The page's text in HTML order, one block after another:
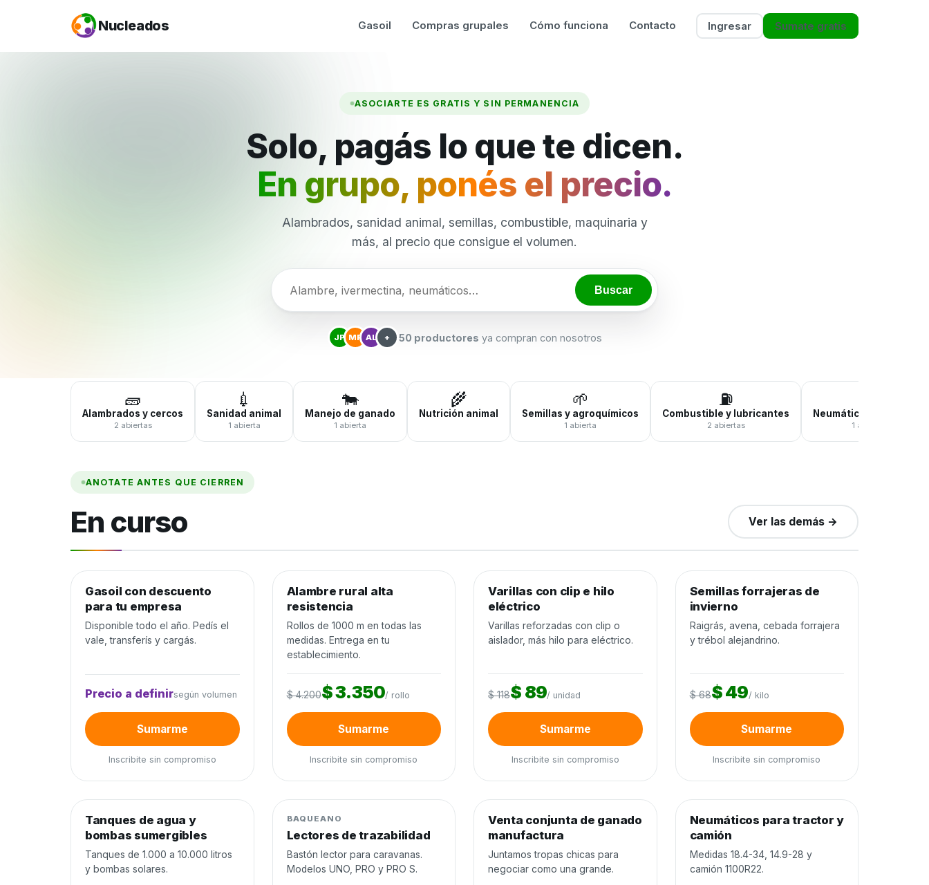
Nucleados Gasoil Compras grupales Cómo funciona Contacto Ingresar Sumate gratis
ASOCIARTE ES GRATIS Y SIN PERMANENCIA
Solo, pagás lo que te dicen.
En grupo, ponés el precio.
Alambrados, sanidad animal, semillas, combustible, maquinaria y
más, al precio que consigue el volumen.
Buscar
JP MR AL + 50 productores ya compran con nosotros
🧱
Alambrados y cercos
2 abiertas
💉
Sanidad animal
1 abierta
🐄
Manejo de ganado
1 abierta
🌾
Nutrición animal
🌱
Semillas y agroquímicos
1 abierta
⛽
Combustible y lubricantes
2 abiertas
Neumáticos y baterías
1 abierta
ANOTATE ANTES QUE CIERREN
En curso Ver las demás →
Combustible y lubricantes
Gasoil con descuento
para tu empresa
Disponible todo el año. Pedís el
vale, transferís y cargás.
Precio a definirsegún volumen
Sumarme
Inscribite sin compromiso
Alambrados y cercos
Alambre rural alta
resistencia
Rollos de 1000 m en todas las
medidas. Entrega en tu
establecimiento.
$ 4.200$ 3.350/ rollo
Sumarme
Inscribite sin compromiso
Alambrados y cercos
Varillas con clip e hilo
eléctrico
Varillas reforzadas con clip o
aislador, más hilo para eléctrico.
$ 118$ 89/ unidad
Sumarme
Inscribite sin compromiso
Semillas y agroquímicos
−28%
Semillas forrajeras de
invierno
Raigrás, avena, cebada forrajera
y trébol alejandrino.
$ 68$ 49/ kilo
Sumarme
Inscribite sin compromiso
Agua y riego
Cierra en 9d
Tanques de agua y
bombas sumergibles
Tanques de 1.000 a 10.000 litros
y bombas solares.
Manejo de ganado
BAQUEANO
Lectores de trazabilidad
Bastón lector para caravanas.
Modelos UNO, PRO y PRO S.
Venta conjunta
Venta conjunta de ganado
manufactura
Juntamos tropas chicas para
negociar como una grande.
Neumáticos y baterías −20%
Neumáticos para tractor y
camión
Medidas 18.4-34, 14.9-28 y
camión 1100R22.